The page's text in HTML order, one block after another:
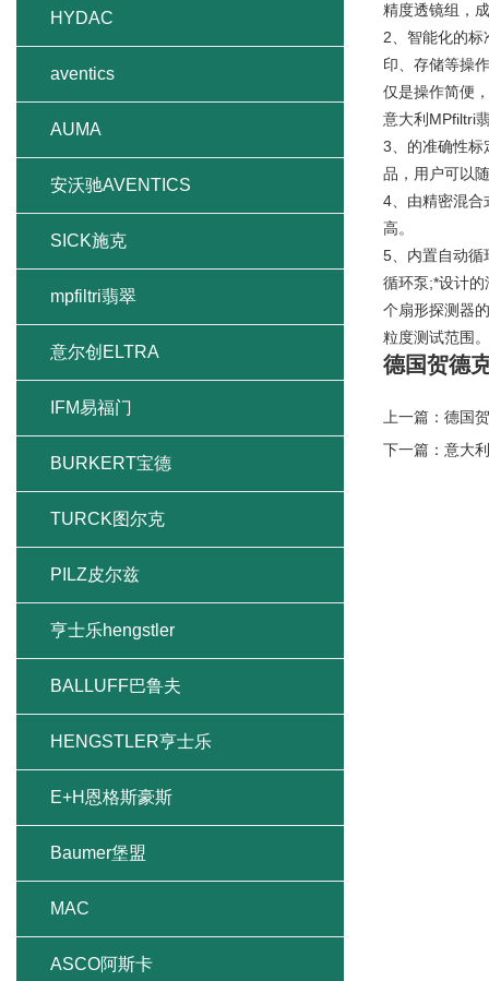
精度透镜组，
2、智能化的
印、存储等操
仅是操作简便
意大利MPfiltri
3、的准确性标
品，用户可以
4、由精密混合
高。
5、内置自动循
循环泵;*设计
个扇形探测器
粒度测试范围
德国贺德
上一篇： 德国
下一篇： 意大
HYDAC
aventics
AUMA
安沃驰AVENTICS
SICK施克
mpfiltri翡翠
意尔创ELTRA
IFM易福门
BURKERT宝德
TURCK图尔克
PILZ皮尔兹
亨士乐hengstler
BALLUFF巴鲁夫
HENGSTLER亨士乐
E+H恩格斯豪斯
Baumer堡盟
MAC
ASCO阿斯卡